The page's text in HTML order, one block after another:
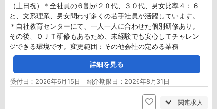
（土日祝）＊全社員の６割が２０代、３０代、男女比率４：６
と、文系理系、男女問わず多くの若手社員が活躍しています。
＊自社教育センターにて、一人一人に合わせた個別研修あり。
その後、ＯＪＴ研修もあるため、未経験でも安心してチャレン
ジできる環境です。変更範囲：その他会社の定める業務
詳細を見る
受付日：2026年6月15日 紹介期限日：2026年8月31日
関連求人